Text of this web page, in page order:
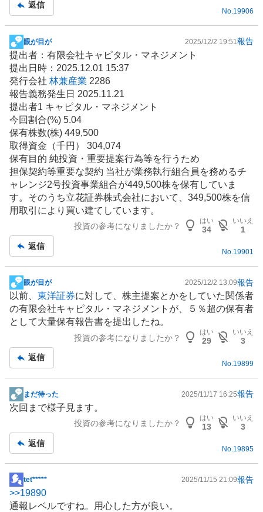
返信
No. 19906
掲
示
板
記
事
眼が目が 2025/12/2 19:51 報告
提出者：有限会社キャピタル・マネジメント
提出日時：2025.12.01 15:37
発行会社 林兼産業 2286
報告義務発生日 2025.11.21
提出者1 キャピタル・マネジメント
今回割合(%) 5.04
保有株数(株) 449,500
取得資金（千円） 304,074
保有目的 純投資・重要提案行為等を行うため
担保契約等重要な契約 当社が業務執行組合員を務めるチ
ャレンジ2号投資事業組合が449,500株を保有していま
す。そのうち立花証券株式会社において、349,500株を信
用取引により買い建てしています。
投資の参考になりましたか？
はい
34
いいえ
1
返信
No.19901
掲
示
板
記
眼が目が 2025/12/2 13:09報告
以前、 東洋証券に対して、株主提案とかをしていた関係者
の有限会社キャピタル・マネジメントが、５％超の保有者
として大量保有報告書を提出したね。
投資の参考になりましたか？
はい
29
いいえ
3
返信
No. 19899
掲
示
事
まだ待った 2025/11/17 16:25報告
次回まで様子見ます。
投資の参考になりましたか？
はい
13
いいえ
3
返信
No.19895
掲
示
tet***** 2025/11/15 21:09報告
>>19890
通報レベルですね。用心した方が良い。